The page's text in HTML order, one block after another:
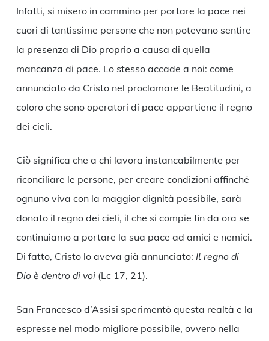
Infatti, si misero in cammino per portare la pace nei
cuori di tantissime persone che non potevano sentire
la presenza di Dio proprio a causa di quella
mancanza di pace. Lo stesso accade a noi: come
annunciato da Cristo nel proclamare le Beatitudini, a
coloro che sono operatori di pace appartiene il regno
dei cieli.
Ciò significa che a chi lavora instancabilmente per
riconciliare le persone, per creare condizioni affinché
ognuno viva con la maggior dignità possibile, sarà
donato il regno dei cieli, il che si compie fin da ora se
continuiamo a portare la sua pace ad amici e nemici.
Di fatto, Cristo lo aveva già annunciato: Il regno di
Dio è dentro di voi(Lc 17, 21).
San Francesco d’Assisi sperimentò questa realtà e la
espresse nel modo migliore possibile, ovvero nella